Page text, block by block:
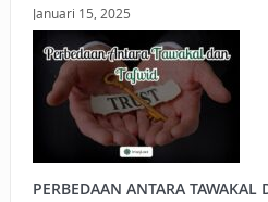
Januari 15, 2025
PERBEDAAN ANTARA TAWAKAL